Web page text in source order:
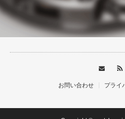
お問い合わせ プライ